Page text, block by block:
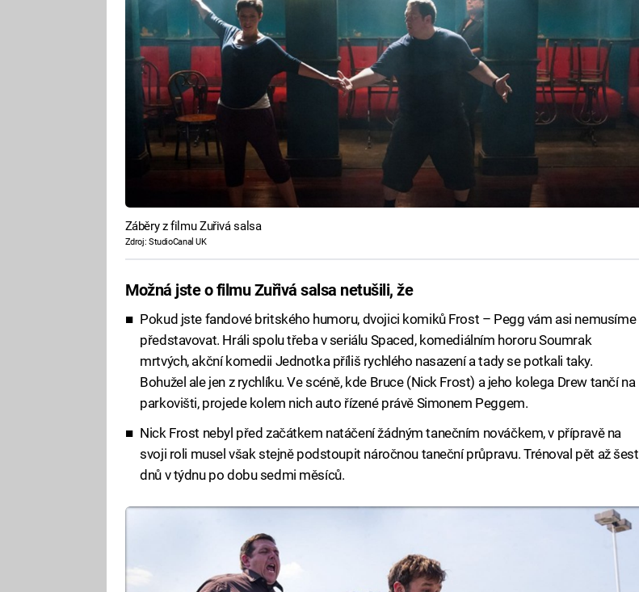
Záběry z filmu Zuřivá salsa
Zdroj: StudioCanal UK
Možná jste o filmu Zuřivá salsa netušili, že
Pokud jste fandové britského humoru, dvojici komiků Frost – Pegg vám asi nemusíme
představovat. Hráli spolu třeba v seriálu Spaced, komediálním hororu Soumrak
mrtvých, akční komedii Jednotka příliš rychlého nasazení a tady se potkali taky.
Bohužel ale jen z rychlíku. Ve scéně, kde Bruce (Nick Frost) a jeho kolega Drew tančí na
parkovišti, projede kolem nich auto řízené právě Simonem Peggem.
Nick Frost nebyl před začátkem natáčení žádným tanečním nováčkem, v přípravě na
svoji roli musel však stejně podstoupit náročnou taneční průpravu. Trénoval pět až šest
dnů v týdnu po dobu sedmi měsíců.